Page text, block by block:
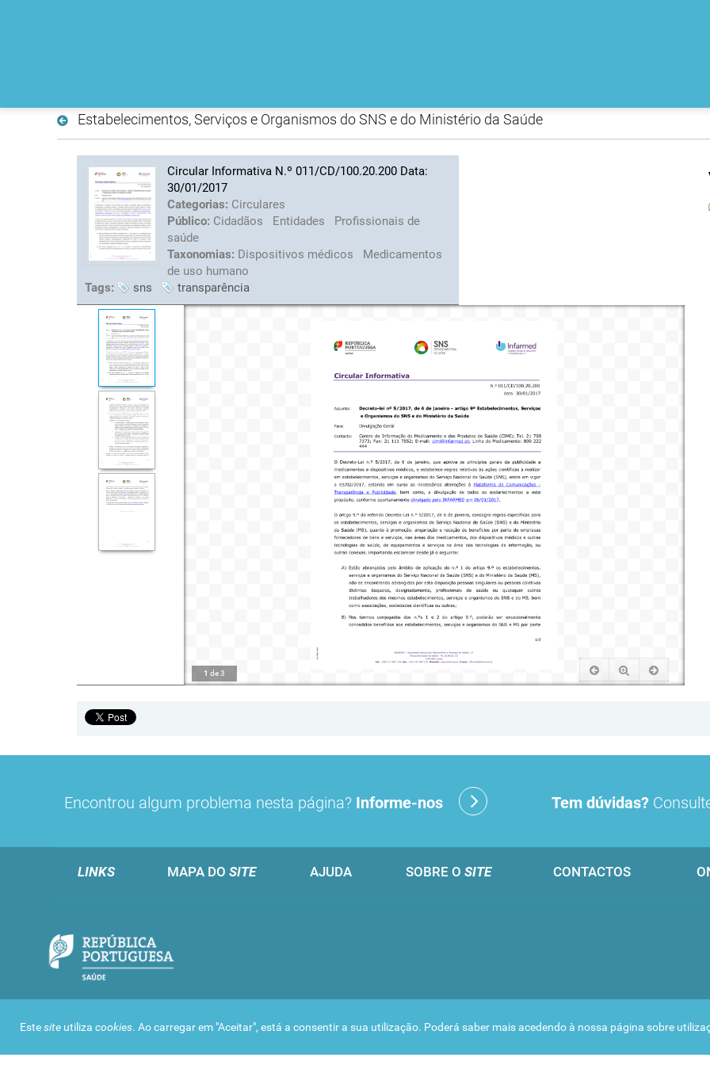
Estabelecimentos, Serviços e Organismos do SNS e do Ministério da Saúde
Circular Informativa N.º 011/CD/100.20.200 Data:
30/01/2017
Categorias: Circulares
Público: Cidadãos Entidades
Profissionais de
saúde
Taxonomias: Dispositivos médicos
Medicamentos
de uso humano
Tags:
sns transparência
1 de3
Estesite utiliza cookies. Ao carregar em "Aceitar", está a consentir a sua utilização. Poderá saber mais acedendo à nossa página sobre
Encontrou algum problema nesta página? Informe-nos Tem dúvidas?
LINKS MAPA DO SITE AJUDA SOBRE O SITE CONTACTOS